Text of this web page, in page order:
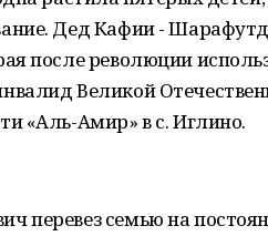
Дед Кафии -
после революции
Великой
«Аль-Амир» в с. Иглино.
перевез семью на